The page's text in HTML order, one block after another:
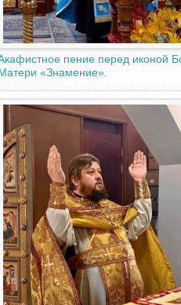
пение перед иконой
«Знамение».